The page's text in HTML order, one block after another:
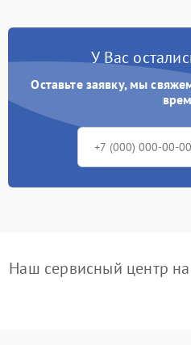
У Вас
Оставьте заявку, мы
Наш сервисный центр